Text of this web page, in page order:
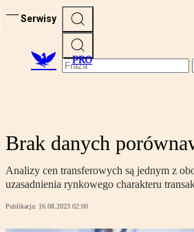
Serwisy
PRO
Brak danych
Analizy cen transferowych są jednym z
uzasadnienia rynkowego charakteru
Publikacja: 16.08.2023 02:00